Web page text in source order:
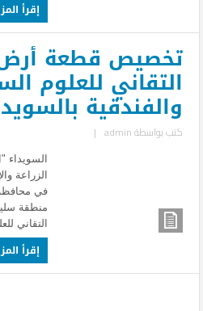
إقرأ
تخصيص قطعة أرض
التقاني للعلوم
والفندقية
كتب بواسطةadmin
|
الزراعة
في
منطقة
التقاني
إقرأ